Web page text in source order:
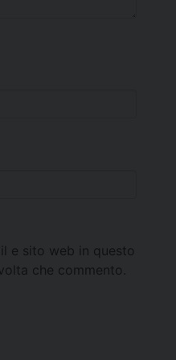
e sito web in questo
che commento.